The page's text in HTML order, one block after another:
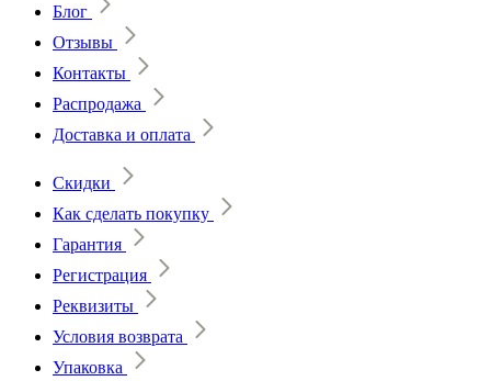
Блог
Отзывы
Контакты
Распродажа
Доставка и оплата
Скидки
Как сделать покупку
Гарантия
Регистрация
Реквизиты
Условия возврата
Упаковка